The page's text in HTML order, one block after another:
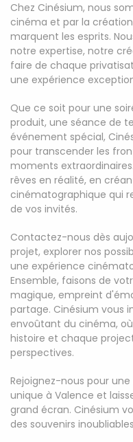
Chez Cinésium, nous
cinéma et par la
marquent les esprits.
notre expertise, notre
faire de chaque
une expérience
Que ce soit pour une
produit, une séance de
événement spécial,
pour transcender les
moments
rêves en réalité, en
cinématographique qui
de vos invités.
Contactez-nous dès
projet, explorer nos
une expérience
Ensemble, faisons de
magique, empreint
partage. Cinésium vous
envoûtant du cinéma,
histoire et chaque
perspectives.
Rejoignez-nous pour
unique à Valence et
grand écran. Cinésium
des souvenirs